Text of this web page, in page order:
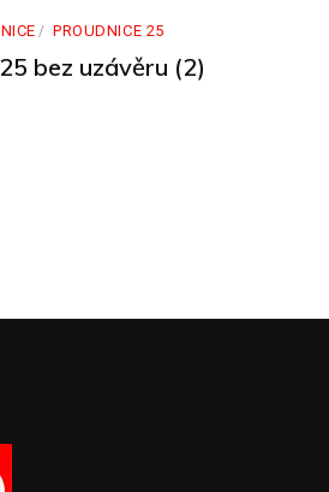
PROUDNICE 25
bez uzávěru (2)